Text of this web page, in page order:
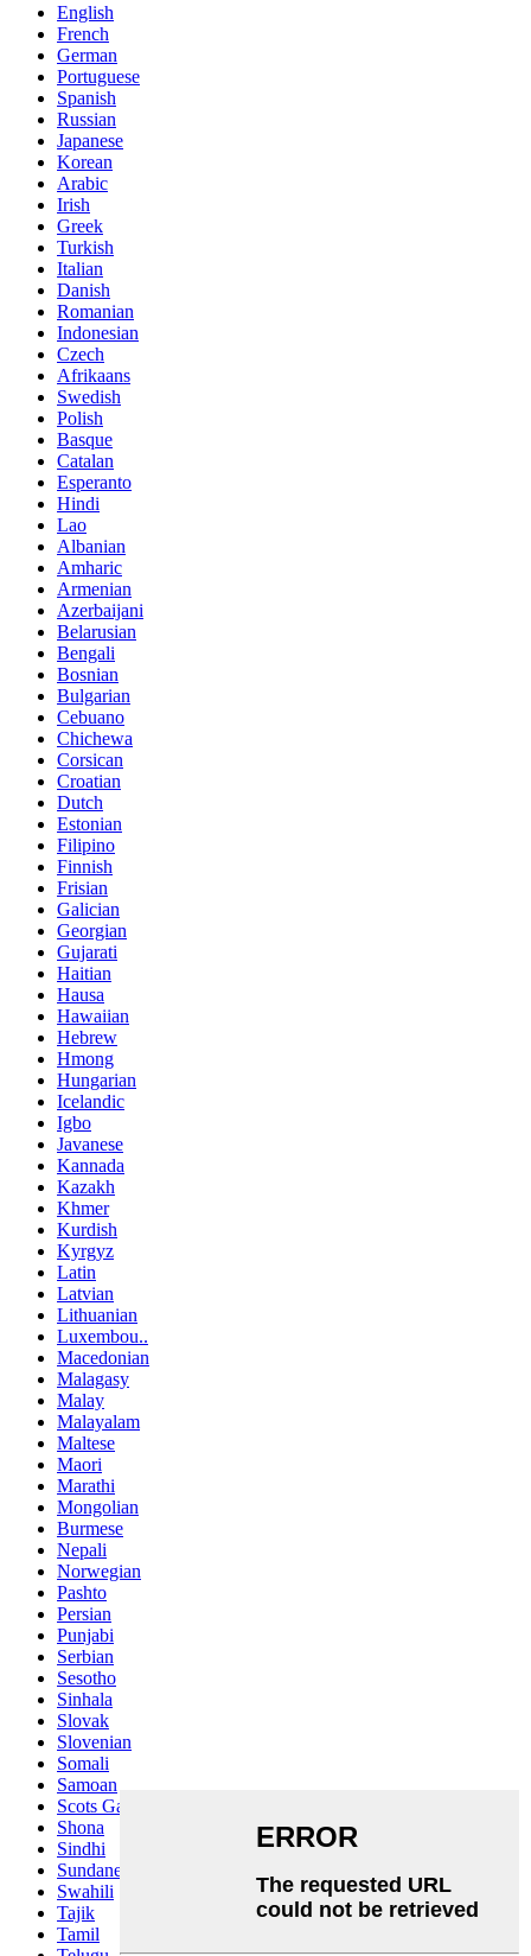
English
French
German
Portuguese
Spanish
Russian
Japanese
Korean
Arabic
Irish
Greek
Turkish
Italian
Danish
Romanian
Indonesian
Czech
Afrikaans
Swedish
Polish
Basque
Catalan
Esperanto
Hindi
Lao
Albanian
Amharic
Armenian
Azerbaijani
Belarusian
Bengali
Bosnian
Bulgarian
Cebuano
Chichewa
Corsican
Croatian
Dutch
Estonian
Filipino
Finnish
Frisian
Galician
Georgian
Gujarati
Haitian
Hausa
Hawaiian
Hebrew
Hmong
Hungarian
Icelandic
Igbo
Javanese
Kannada
Kazakh
Khmer
Kurdish
Kyrgyz
Latin
Latvian
Lithuanian
Luxembou..
Macedonian
Malagasy
Malay
Malayalam
Maltese
Maori
Marathi
Mongolian
Burmese
Nepali
Norwegian
Pashto
Persian
Punjabi
Serbian
Sesotho
Sinhala
Slovak
Slovenian
Somali
Samoan
Scots Gaelic
Shona
Sindhi
Sundanese
Swahili
Tajik
Tamil